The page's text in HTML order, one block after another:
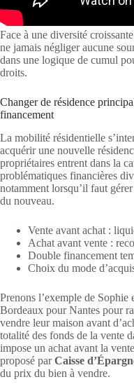
Face à une diversité
ne jamais négliger aucune
dans une logique de cumul
droits.
Changer de résidence
financement
La mobilité résidentielle
acquérir une nouvelle
propriétaires entrent dans la
problématiques financières
notamment lorsqu’il faut
du nouveau.
Vente avant achat :
Achat avant vente :
Double financement
Choix du mode
Prenons l’exemple de
Bordeaux pour Nantes pour
vendre leur maison avant
totalité des fonds de la vente
impose un achat avant la
proposé parCaisse
du prix du bien à vendre.